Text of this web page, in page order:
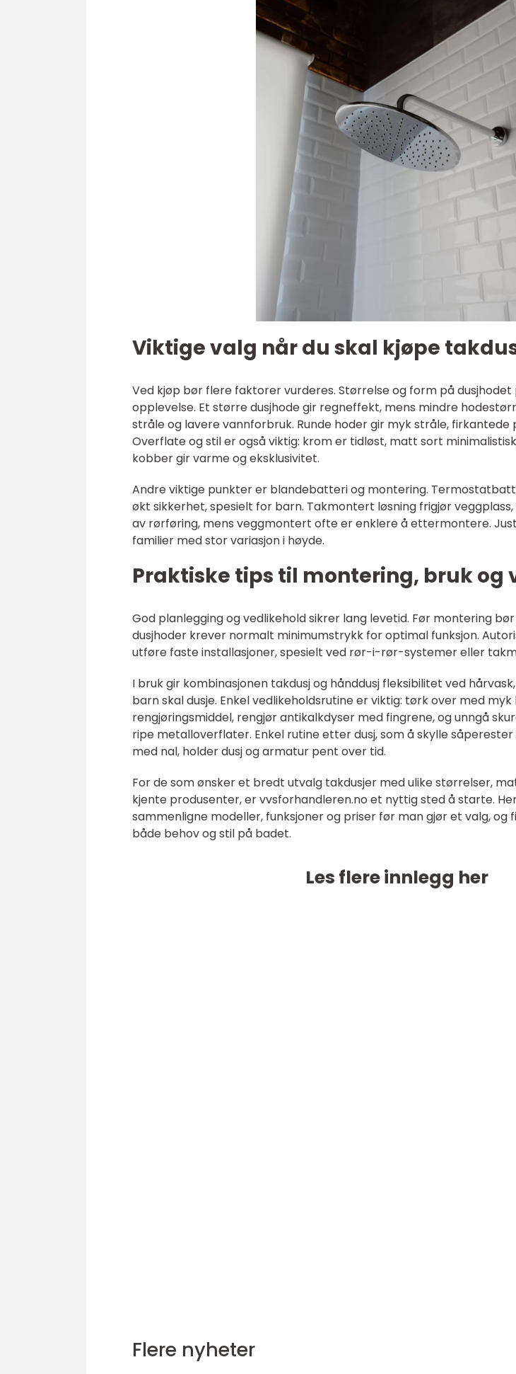
Viktige valg når du skal kjøpe
Ved kjøp bør flere faktorer vurderes. Størrelse og form på
opplevelse. Et større dusjhode gir regneffekt, mens mindre
stråle og lavere vannforbruk. Runde hoder gir myk stråle, firkantede
Overflate og stil er også viktig: krom er tidløst, matt sort
kobber gir varme og eksklusivitet.
Andre viktige punkter er blandebatteri og montering.
økt sikkerhet, spesielt for barn. Takmontert løsning frigjør
av rørføring, mens veggmontert ofte er enklere å ettermontere.
familier med stor variasjon i høyde.
Praktiske tips til montering, bruk og
God planlegging og vedlikehold sikrer lang levetid. Før montering
dusjhoder krever normalt minimumstrykk for optimal funksjon.
utføre faste installasjoner, spesielt ved rør-i-rør-systemer eller
I bruk gir kombinasjonen takdusj og hånddusj fleksibilitet ved
barn skal dusje. Enkel vedlikeholdsrutine er viktig: tørk over med
rengjøringsmiddel, rengjør antikalkdyser med fingrene, og unngå
ripe metalloverflater. Enkel rutine etter dusj, som å skylle
med nal, holder dusj og armatur pent over tid.
For de som ønsker et bredt utvalg takdusjer med ulike størrelser,
kjente produsenter, er vvsforhandleren.no et nyttig sted å starte.
sammenligne modeller, funksjoner og priser før man gjør et valg, og
både behov og stil på badet.
Les flere innlegg her
Flere nyheter